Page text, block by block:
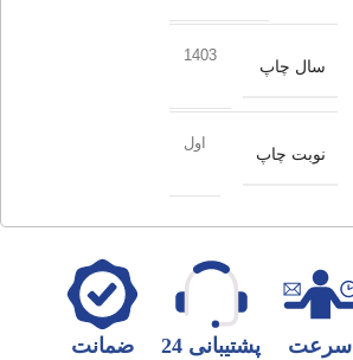
سال چاپ
1403
نوبت چاپ
اول
سرعت
پشتیبانی 24
ضمانت